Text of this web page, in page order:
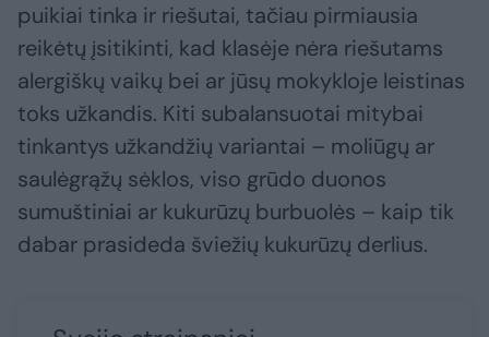
puikiai tinka ir riešutai, tačiau pirmiausia
reikėtų įsitikinti, kad klasėje nėra riešutams
alergiškų vaikų bei ar jūsų mokykloje leistinas
toks užkandis. Kiti subalansuotai mitybai
tinkantys užkandžių variantai – moliūgų ar
saulėgrąžų sėklos, viso grūdo duonos
sumuštiniai ar kukurūzų burbuolės – kaip tik
dabar prasideda šviežių kukurūzų derlius.